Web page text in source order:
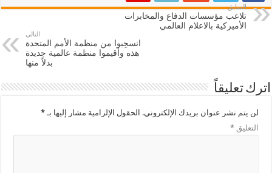
السابق
تلاعب مؤسسات الدفاع والمخابرات
الأميركية بالاعلام العالمي
التالي
انسحِبوا من منظمة الأمم المتحدة
هذه وأقيموا منظمة عالمية جديدة
بدلاً منها
اترك تعليقاً
لن يتم نشر عنوان بريدك الإلكتروني. الحقول الإلزامية مشار إليها بـ*
التعليق*